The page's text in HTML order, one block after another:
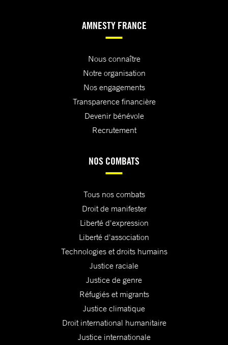
AMNESTY FRANCE
Nous connaître
Notre organisation
Nos engagements
Transparence financière
Devenir bénévole
Recrutement
NOS COMBATS
Tous nos combats
Droit de manifester
Liberté d'expression
Liberté d'association
Technologies et droits humains
Justice raciale
Justice de genre
Réfugiés et migrants
Justice climatique
Droit international humanitaire
Justice internationale